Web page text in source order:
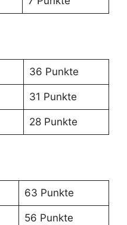
36 Punkte
31 Punkte
28 Punkte
63 Punkte
56 Punkte